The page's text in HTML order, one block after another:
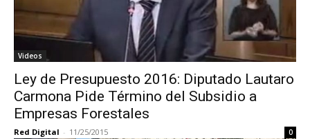
Videos
Ley de Presupuesto 2016: Diputado Lautaro
Carmona Pide Término del Subsidio a
Empresas Forestales
Red Digital - 11/25/2015 0